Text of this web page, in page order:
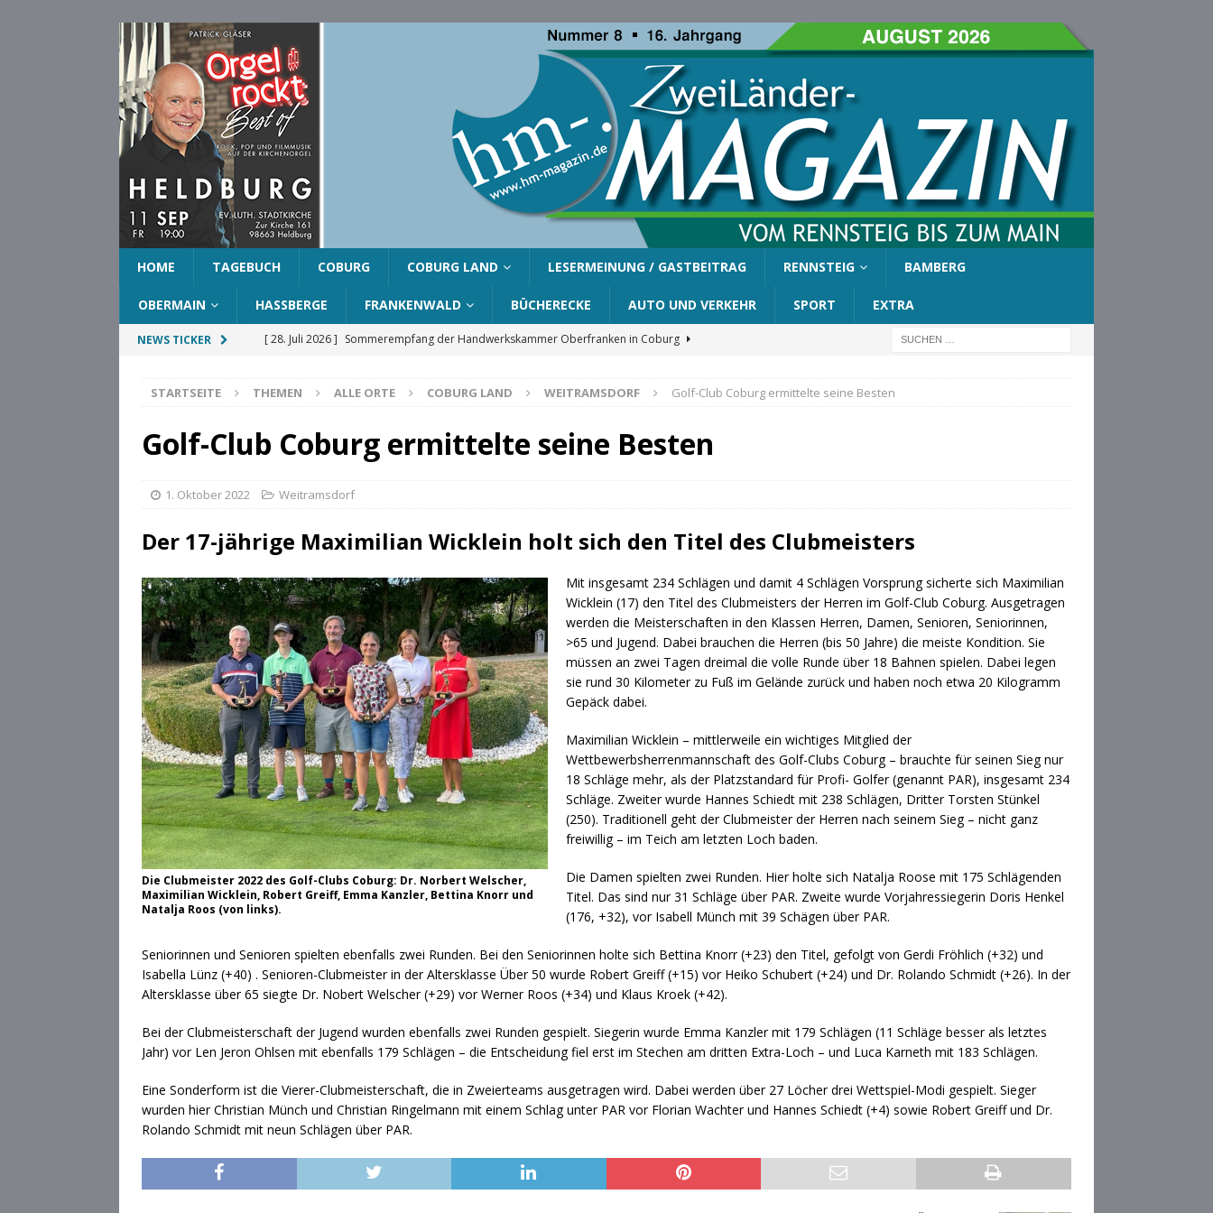
HOME TAGEBUCH COBURG COBURG LAND LESERMEINUNG / GASTBEITRAG RENNSTEIG BAMBERG
OBERMAIN HASSBERGE FRANKENWALD BÜCHERECKE AUTO UND VERKEHR SPORT EXTRA
NEWS TICKER [ 28. Juli 2026 ] Sommerempfang der Handwerkskammer Oberfranken in Coburg
[ 28. Juli 2026 ] Ehrenring der Gemeinde Ahorn für Silvia Finzel
AHORN
[ 28. Juli 2026 ]
Die Csárdásfürstin auf der Waldbühne Heldritt
BAD RODACH
OB Dominik W. Heike, Neustadt, seit 100 Tagen im Amt
[ 28. Juli 2026 ] Stadt Coburg dankt HABA Bad Rodach
STARTSEITE THEMEN ALLE ORTE COBURG LAND WEITRAMSDORF Golf-Club Coburg ermittelte seine Besten
Golf-Club Coburg ermittelte seine Besten
1. Oktober 2022 Weitramsdorf
Der 17-jährige Maximilian Wicklein holt sich den Titel des Clubmeisters
Die Clubmeister 2022 des Golf-Clubs Coburg: Dr. Norbert Welscher,
Maximilian Wicklein, Robert Greiff, Emma Kanzler, Bettina Knorr und
Natalja Roos (von links).
Mit insgesamt 234 Schlägen und damit 4 Schlägen Vorsprung sicherte sich Maximilian
Wicklein (17) den Titel des Clubmeisters der Herren im Golf-Club Coburg. Ausgetragen
werden die Meisterschaften in den Klassen Herren, Damen, Senioren, Seniorinnen,
>65 und Jugend. Dabei brauchen die Herren (bis 50 Jahre) die meiste Kondition. Sie
müssen an zwei Tagen dreimal die volle Runde über 18 Bahnen spielen. Dabei legen
sie rund 30 Kilometer zu Fuß im Gelände zurück und haben noch etwa 20 Kilogramm
Gepäck dabei.
Maximilian Wicklein – mittlerweile ein wichtiges Mitglied der
Wettbewerbsherrenmannschaft des Golf-Clubs Coburg – brauchte für seinen Sieg nur
18 Schläge mehr, als der Platzstandard für Profi- Golfer (genannt PAR), insgesamt 234
Schläge. Zweiter wurde Hannes Schiedt mit 238 Schlägen, Dritter Torsten Stünkel
(250). Traditionell geht der Clubmeister der Herren nach seinem Sieg – nicht ganz
freiwillig – im Teich am letzten Loch baden.
Die Damen spielten zwei Runden. Hier holte sich Natalja Roose mit 175 Schlägenden
Titel. Das sind nur 31 Schläge über PAR. Zweite wurde Vorjahressiegerin Doris Henkel
(176, +32), vor Isabell Münch mit 39 Schägen über PAR.
Seniorinnen und Senioren spielten ebenfalls zwei Runden. Bei den Seniorinnen holte sich Bettina Knorr (+23) den Titel, gefolgt von Gerdi Fröhlich (+32) und
Isabella Lünz (+40) . Senioren-Clubmeister in der Altersklasse Über 50 wurde Robert Greiff (+15) vor Heiko Schubert (+24) und Dr. Rolando Schmidt (+26). In der
Altersklasse über 65 siegte Dr. Nobert Welscher (+29) vor Werner Roos (+34) und Klaus Kroek (+42).
Bei der Clubmeisterschaft der Jugend wurden ebenfalls zwei Runden gespielt. Siegerin wurde Emma Kanzler mit 179 Schlägen (11 Schläge besser als letztes
Jahr) vor Len Jeron Ohlsen mit ebenfalls 179 Schlägen – die Entscheidung fiel erst im Stechen am dritten Extra-Loch – und Luca Karneth mit 183 Schlägen.
Eine Sonderform ist die Vierer-Clubmeisterschaft, die in Zweierteams ausgetragen wird. Dabei werden über 27 Löcher drei Wettspiel-Modi gespielt. Sieger
wurden hier Christian Münch und Christian Ringelmann mit einem Schlag unter PAR vor Florian Wachter und Hannes Schiedt (+4) sowie Robert Greiff und Dr.
Rolando Schmidt mit neun Schlägen über PAR.